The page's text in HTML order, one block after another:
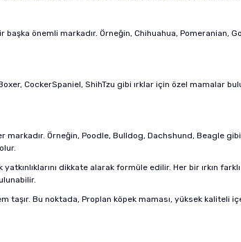
önemli markadır. Örneğin, Chihuahua, Pomeranian,
CockerSpaniel, ShihTzu gibi ırklar için özel mamalar
Örneğin, Poodle, Bulldog, Dachshund, Beagle
dikkate alarak formüle edilir. Her bir ırkın
taşır. Bu noktada, Proplan köpek maması, yüksek